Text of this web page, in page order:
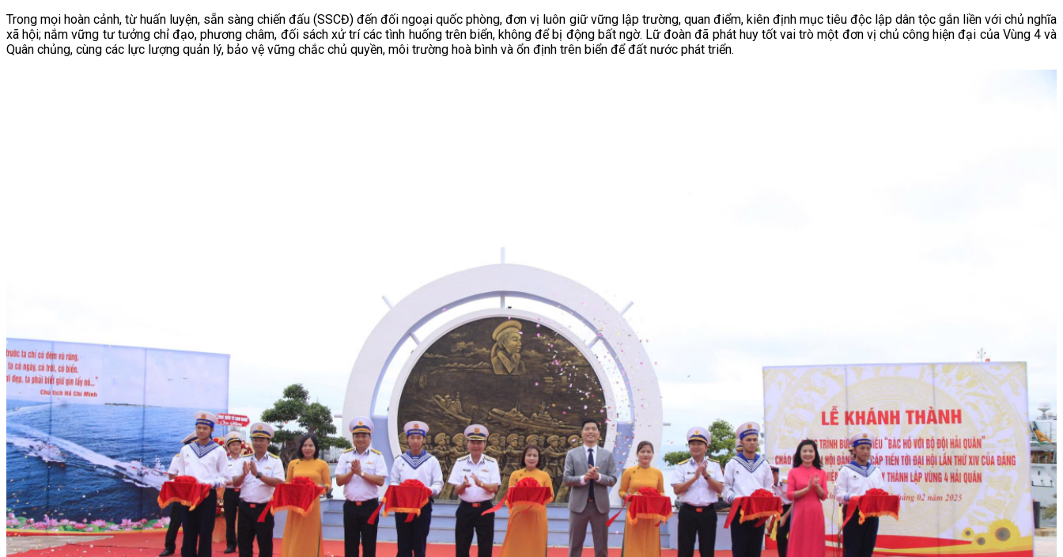
Trong mọi hoàn cảnh, từ huấn luyện, sẵn sàng chiến đấu (SSCĐ) đến đối ngoại quốc phòng, đơn vị luôn giữ vững lập trường, quan điểm, kiên định mục tiêu độc lập dân tộc gắn liền với chủ nghĩa
xã hội; nắm vững tư tưởng chỉ đạo, phương châm, đối sách xử trí các tình huống trên biển, không để bị động bất ngờ. Lữ đoàn đã phát huy tốt vai trò một đơn vị chủ công hiện đại của Vùng 4 và
Quân chủng, cùng các lực lượng quản lý, bảo vệ vững chắc chủ quyền, môi trường hoà bình và ổn định trên biển để đất nước phát triển.